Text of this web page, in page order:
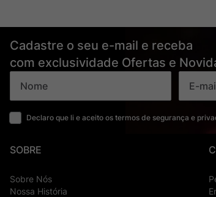
Cadastre o seu e-mail e receba
com exclusividade Ofertas e
Declaro que li e aceito os termos de segurança e
SOBRE
Sobre Nós
Nossa História